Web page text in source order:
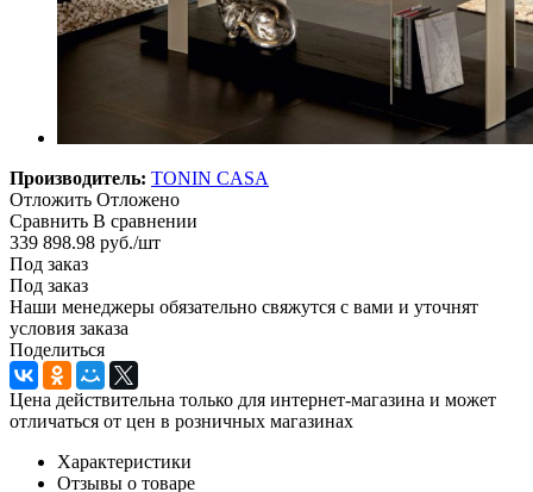
Производитель: TONIN CASA
Отложить Отложено
Сравнить В сравнении
339 898.98 руб./шт
Под заказ
Под заказ
Наши менеджеры обязательно свяжутся с вами и уточнят
условия заказа
Поделиться
Цена действительна только для интернет-магазина и может
отличаться от цен в розничных магазинах
Характеристики
Отзывы о товаре